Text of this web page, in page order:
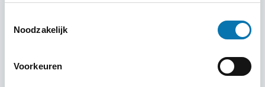
Noodzakelijk
Voorkeuren
eetgelegenheden
: bedek schouders bij tempelbezoek,